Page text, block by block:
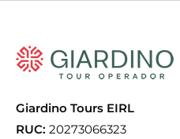
Giardino Tours EIRL
RUC: 20273066323